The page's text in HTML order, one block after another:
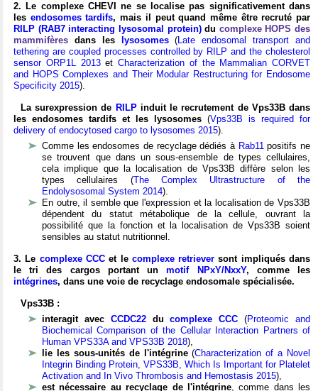
2. Le complexe CHEVI ne se localise pas significativement dans
les endosomes tardifs, mais il peut quand même être recruté par
RILP (RAB7 interacting lysosomal protein)du complexe HOPS des
mammifères dans les lysosomes(Late endosomal transport and
tethering are coupled processes controlled by RILP and the cholesterol
sensor ORP1L 2013et Characterization of the Mammalian CORVET
and HOPS Complexes and Their Modular Restructuring for Endosome
Specificity 2015).
La surexpression de RILPinduit le recrutement de Vps33B dans
les endosomes tardifs et les lysosomes (Vps33B is required for
delivery of endocytosed cargo to lysosomes 2015).
Comme les endosomes de recyclage dédiés à Rab11positifs ne
se trouvent que dans un sous-ensemble de types cellulaires,
cela implique que la localisation de Vps33B diffère selon les
types cellulaires (The Complex Ultrastructure of the
Endolysosomal System 2014).
En outre, il semble que l'expression et la localisation de Vps33B
dépendent du statut métabolique de la cellule, ouvrant la
possibilité que la fonction et la localisation de Vps33B soient
sensibles au statut nutritionnel.
3. Le complexe CCCet le complexe retriever sont impliqués dans
le tri des cargos portant unmotif NPxY/NxxY, comme les
intégrines, dans une voie de recyclage endosomale spécialisée.
Vps33B :
interagit avec CCDC22ducomplexe CCC (Proteomic and
Biochemical Comparison of the Cellular Interaction Partners of
Human VPS33A and VPS33B 2018),
lie les sous-unités de l'intégrine(Characterization of a Novel
Integrin Binding Protein, VPS33B, Which Is Important for Platelet
Activation and In Vivo Thrombosis and Hemostasis 2015),
est nécessaire au recyclage de l'intégrine, comme dans les